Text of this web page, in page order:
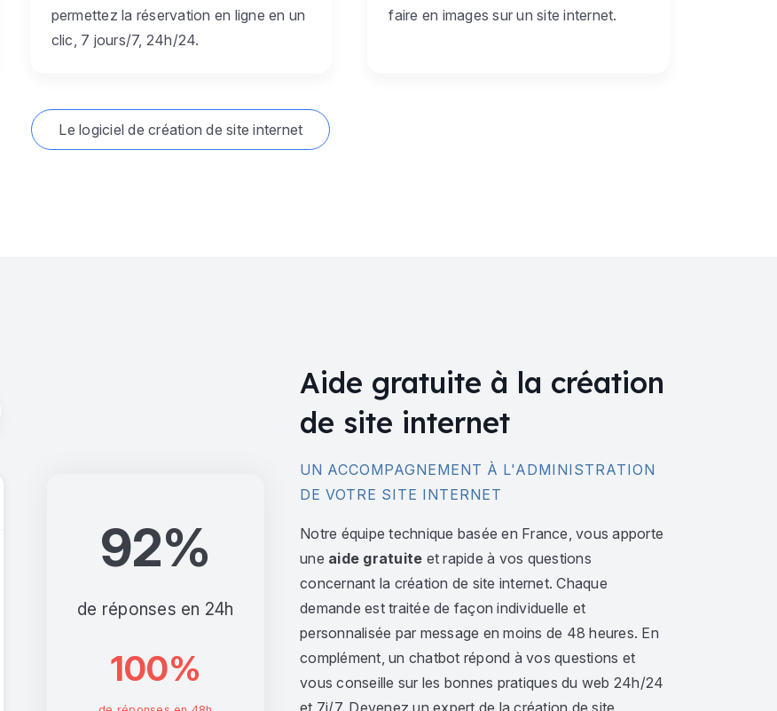
permettez la réservation en ligne en un
clic, 7 jours/7, 24h/24.
faire en images sur un site internet.
Le logiciel de création de site internet
92%
de réponses en 24h
100%
Aide gratuite à la création
de site internet
UN ACCOMPAGNEMENT À L'ADMINISTRATION
DE VOTRE SITE INTERNET
Notre équipe technique basée en France, vous apporte
une aide gratuite et rapide à vos questions
concernant la création de site internet. Chaque
demande est traitée de façon individuelle et
personnalisée par message en moins de 48 heures. En
complément, un chatbot répond à vos questions et
vous conseille sur les bonnes pratiques du web 24h/24
et 7j/7. Devenez un expert de la création de site